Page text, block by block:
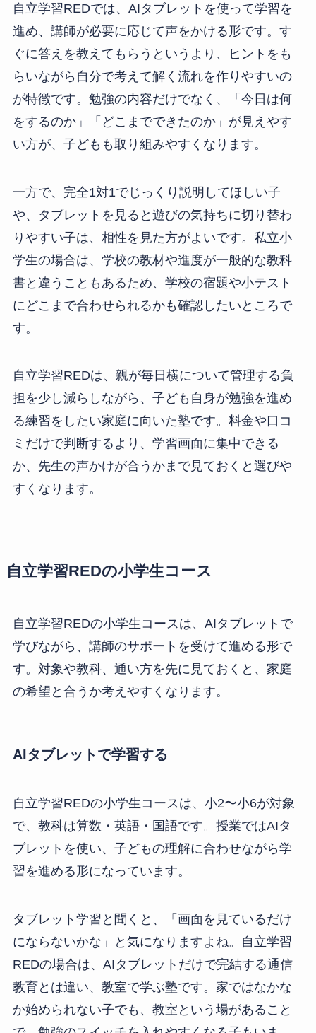
自立学習REDでは、AIタブレットを使って学習を
進め、講師が必要に応じて声をかける形です。す
ぐに答えを教えてもらうというより、ヒントをも
らいながら自分で考えて解く流れを作りやすいの
が特徴です。勉強の内容だけでなく、「今日は何
をするのか」「どこまでできたのか」が見えやす
い方が、子どもも取り組みやすくなります。
一方で、完全1対1でじっくり説明してほしい子
や、タブレットを見ると遊びの気持ちに切り替わ
りやすい子は、相性を見た方がよいです。私立小
学生の場合は、学校の教材や進度が一般的な教科
書と違うこともあるため、学校の宿題や小テスト
にどこまで合わせられるかも確認したいところで
す。
自立学習REDは、親が毎日横について管理する負
担を少し減らしながら、子ども自身が勉強を進め
る練習をしたい家庭に向いた塾です。料金や口コ
ミだけで判断するより、学習画面に集中できる
か、先生の声かけが合うかまで見ておくと選びや
すくなります。
自立学習REDの小学生コース
自立学習REDの小学生コースは、AIタブレットで
学びながら、講師のサポートを受けて進める形で
す。対象や教科、通い方を先に見ておくと、家庭
の希望と合うか考えやすくなります。
AIタブレットで学習する
自立学習REDの小学生コースは、小2〜小6が対象
で、教科は算数・英語・国語です。授業ではAIタ
ブレットを使い、子どもの理解に合わせながら学
習を進める形になっています。
タブレット学習と聞くと、「画面を見ているだけ
にならないかな」と気になりますよね。自立学習
REDの場合は、AIタブレットだけで完結する通信
教育とは違い、教室で学ぶ塾です。家ではなかな
か始められない子でも、教室という場があること